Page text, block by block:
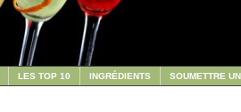
LES TOP 10 INGRÉDIENTS SOUMETTRE